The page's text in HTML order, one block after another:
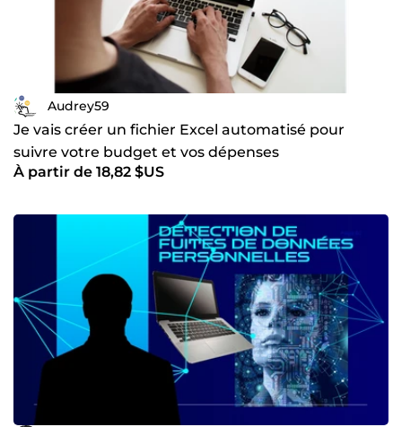
Audrey59
Je vais créer un fichier Excel automatisé pour
suivre votre budget et vos dépenses
À partir de 18,82 $US